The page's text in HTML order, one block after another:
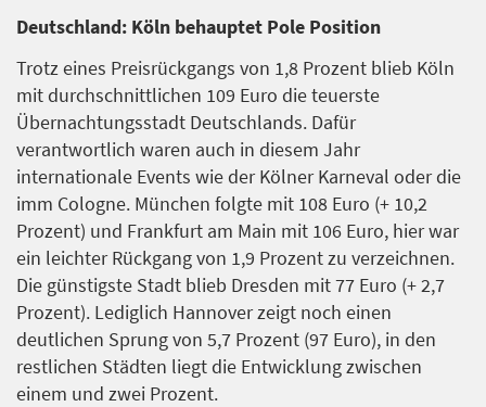
Deutschland: Köln behauptet Pole Position
Trotz eines Preisrückgangs von 1,8 Prozent blieb Köln
mit durchschnittlichen 109 Euro die teuerste
Übernachtungsstadt Deutschlands. Dafür
verantwortlich waren auch in diesem Jahr
internationale Events wie der Kölner Karneval oder die
imm Cologne. München folgte mit 108 Euro (+ 10,2
Prozent) und Frankfurt am Main mit 106 Euro, hier war
ein leichter Rückgang von 1,9 Prozent zu verzeichnen.
Die günstigste Stadt blieb Dresden mit 77 Euro (+ 2,7
Prozent). Lediglich Hannover zeigt noch einen
deutlichen Sprung von 5,7 Prozent (97 Euro), in den
restlichen Städten liegt die Entwicklung zwischen
einem und zwei Prozent.